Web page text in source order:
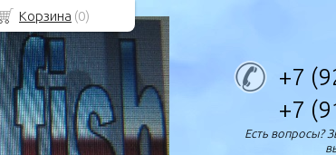
+7
+7
Есть вопросы?
Корзина (0)